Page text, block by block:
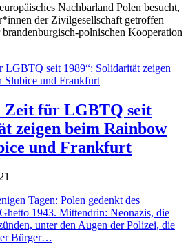
Nachbarland Polen besucht,
der Zivilgesellschaft getroffen
polnischen Kooperation
Zeit für LGBTQ seit
zeigen beim Rainbow
und Frankfurt
Tagen: Polen gedenkt des
1943. Mittendrin: Neonazis, die
unter den Augen der Polizei, die
Bürger…